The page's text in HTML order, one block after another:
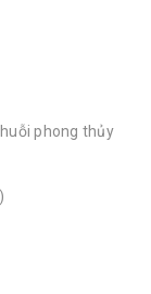
phong thủy